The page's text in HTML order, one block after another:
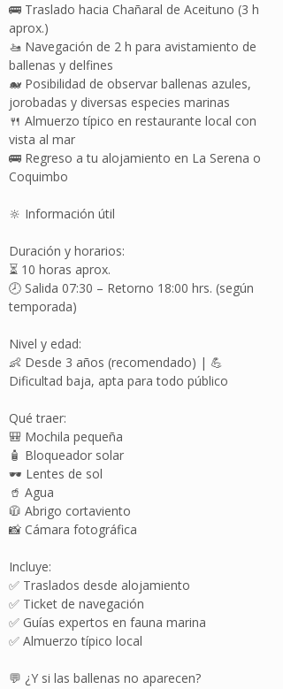
🚌 Traslado hacia Chañaral de Aceituno (3 h
aprox.)
🚤 Navegación de 2 h para avistamiento de
ballenas y delfines
🐋 Posibilidad de observar ballenas azules,
jorobadas y diversas especies marinas
🍴 Almuerzo típico en restaurante local con
vista al mar
🚌 Regreso a tu alojamiento en La Serena o
Coquimbo
🔆 Información útil
Duración y horarios:
⏳ 10 horas aprox.
🕗 Salida 07:30 – Retorno 18:00 hrs. (según
temporada)
Nivel y edad:
👶 Desde 3 años (recomendado) | 💪
Dificultad baja, apta para todo público
Qué traer:
🎒 Mochila pequeña
🧴 Bloqueador solar
🕶️ Lentes de sol
🥤 Agua
🧥 Abrigo cortaviento
📸 Cámara fotográfica
Incluye:
✅ Traslados desde alojamiento
✅ Ticket de navegación
✅ Guías expertos en fauna marina
✅ Almuerzo típico local
💬 ¿Y si las ballenas no aparecen?